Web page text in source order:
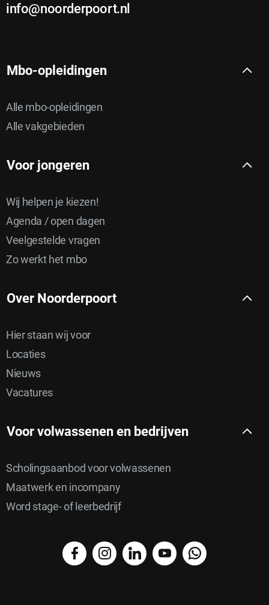
info@noorderpoort.nl
Mbo-opleidingen
Alle mbo-opleidingen
Alle vakgebieden
Voor jongeren
Wij helpen je kiezen!
Agenda / open dagen
Veelgestelde vragen
Zo werkt het mbo
Over Noorderpoort
Hier staan wij voor
Locaties
Nieuws
Vacatures
Voor volwassenen en bedrijven
Scholingsaanbod voor volwassenen
Maatwerk en incompany
Word stage- of leerbedrijf
facebookinstagramlinkedinYouTubeWhatsApp